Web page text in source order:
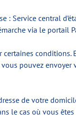
: Service central
via le portail
pouvez
de votre
le cas où vous êtes